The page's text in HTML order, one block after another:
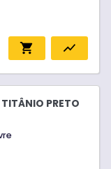
shopping_cart show_chart
TITÂNIO PRETO